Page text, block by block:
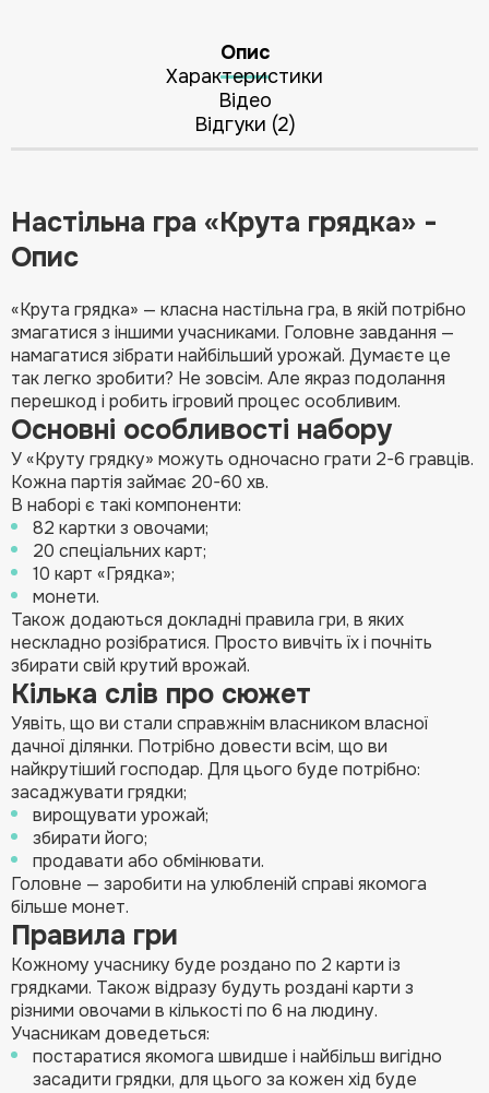
Опис
Характеристики
Відео
Відгуки (2)
Настільна гра «Крута грядка» -
Опис
«Крута грядка» — класна настільна гра, в якій потрібно
змагатися з іншими учасниками. Головне завдання —
намагатися зібрати найбільший урожай. Думаєте це
так легко зробити? Не зовсім. Але якраз подолання
перешкод і робить ігровий процес особливим.
Основні особливості набору
У «Круту грядку» можуть одночасно грати 2-6 гравців.
Кожна партія займає 20-60 хв.
В наборі є такі компоненти:
82 картки з овочами;
20 спеціальних карт;
10 карт «Грядка»;
монети.
Також додаються докладні правила гри, в яких
нескладно розібратися. Просто вивчіть їх і почніть
збирати свій крутий врожай.
Кілька слів про сюжет
Уявіть, що ви стали справжнім власником власної
дачної ділянки. Потрібно довести всім, що ви
найкрутіший господар. Для цього буде потрібно:
засаджувати грядки;
вирощувати урожай;
збирати його;
продавати або обмінювати.
Головне — заробити на улюбленій справі якомога
більше монет.
Правила гри
Кожному учаснику буде роздано по 2 карти із
грядками. Також відразу будуть роздані карти з
різними овочами в кількості по 6 на людину.
Учасникам доведеться:
постаратися якомога швидше і найбільш вигідно
засадити грядки, для цього за кожен хід буде